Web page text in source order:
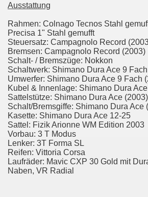
Ausstattung
Rahmen: Colnago Tecnos Stahl
Precisa 1" Stahl gemufft
Steuersatz: Campagnolo Record
Bremsen: Campagnolo Record (2003)
Schalt- / Bremszüge: Nokkon
Schaltwerk: Shimano Dura Ace 9
Umwerfer: Shimano Dura Ace 9 Fach
Kubel & Innenlage: Shimano Dura
Sattelstütze: Shimano Dura Ace (2003)
Schalt/Bremsgiffe: Shimano Dura Ace
Kasette: Shimano Dura Ace 12-25
Sattel: Fizik Arionne WM Edition 2003
Vorbau: 3 T Modus
Lenker: 3T Forma SL
Reifen: Vittoria Corsa
Laufräder: Mavic CXP 30 Gold mit
Naben, VR Radial